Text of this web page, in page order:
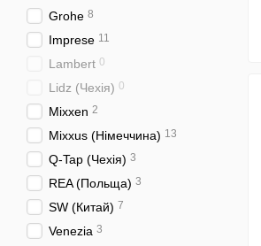
Grohe 8
Imprese 11
Lambert 0
Lidz (Чехія) 0
Mixxen 2
Mixxus (Німеччина) 13
Q-Tap (Чехія) 3
REA (Польща) 3
SW (Китай) 7
Venezia 3